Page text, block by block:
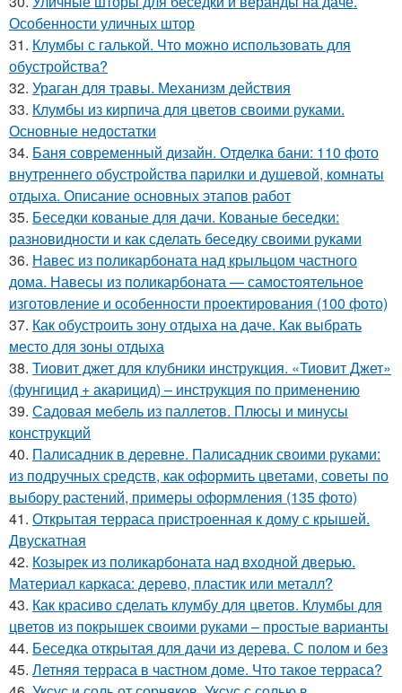
Особенности уличных штор
31. Клумбы с галькой. Что можно использовать для
обустройства?
32. Ураган для травы. Механизм действия
33. Клумбы из кирпича для цветов своими руками.
Основные недостатки
34. Баня современный дизайн. Отделка бани: 110 фото
внутреннего обустройства парилки и душевой, комнаты
отдыха. Описание основных этапов работ
35. Беседки кованые для дачи. Кованые беседки:
разновидности и как сделать беседку своими руками
36. Навес из поликарбоната над крыльцом частного
дома. Навесы из поликарбоната — самостоятельное
изготовление и особенности проектирования (100 фото)
37. Как обустроить зону отдыха на даче. Как выбрать
место для зоны отдыха
38. Тиовит джет для клубники инструкция. «Тиовит Джет»
(фунгицид + акарицид) – инструкция по применению
39. Садовая мебель из паллетов. Плюсы и минусы
конструкций
40. Палисадник в деревне. Палисадник своими руками:
из подручных средств, как оформить цветами, советы по
выбору растений, примеры оформления (135 фото)
41. Открытая терраса пристроенная к дому с крышей.
Двускатная
42. Козырек из поликарбоната над входной дверью.
Материал каркаса: дерево, пластик или металл?
43. Как красиво сделать клумбу для цветов. Клумбы для
цветов из покрышек своими руками – простые варианты
44. Беседка открытая для дачи из дерева. С полом и без
45. Летняя терраса в частном доме. Что такое терраса?